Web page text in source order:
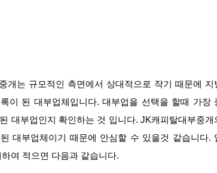
개는 규모적인 측면에서 상대적으로 작기 때문에 지
이 된 대부업체입니다. 대부업을 선택을 할때 가장
대부업인지 확인하는 것 입니다. JK캐피탈대부중개
대부업체이기 때문에 안심할 수 있을것 같습니다.
여 적으면 다음과 같습니다.